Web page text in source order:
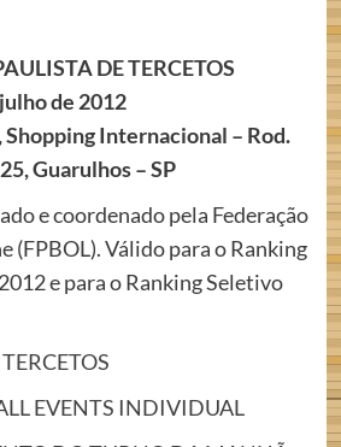
DE TERCETOS
de 2012
Internacional – Rod.
Guarulhos – SP
e coordenado pela Federação
(FPBOL). Válido para o Ranking
e para o Ranking Seletivo
EVENTS INDIVIDUAL